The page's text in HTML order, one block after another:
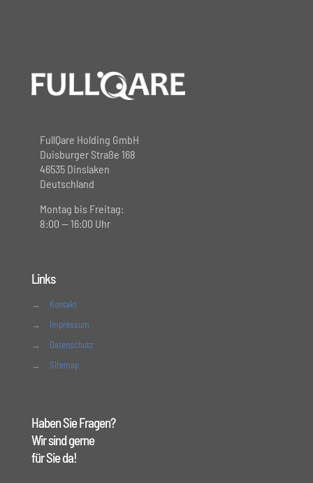
FullQare Holding GmbH
Duisburger Straße 168
46535 Dinslaken
Deutschland
Montag bis Freitag:
8:00 — 16:00 Uhr
Links
→
Kontakt
→
Impressum
→
Datenschutz
→
Sitemap
Haben Sie Fragen?
Wir sind gerne
für Sie da!